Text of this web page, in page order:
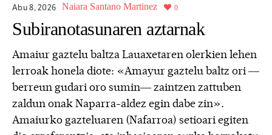
Abu 8,2026 Naiara Santano Martinez 0
Subiranotasunaren aztarnak
Amaiur gaztelu baltza Lauaxetaren olerkien lehen
lerroak honela diote: «Amayur gaztelu baltz ori —
berreun gudari oro sumin— zaintzen zattuben
zaldun onak Naparra-aldez egin dabe zin».
Amaiurko gazteluaren (Nafarroa) setioari egiten